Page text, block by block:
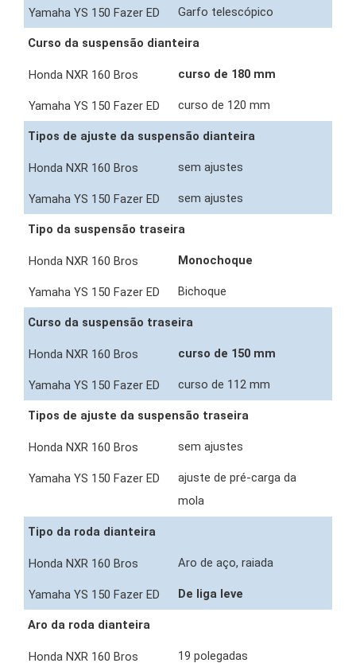
Garfo telescópico
Curso da suspensão dianteira
curso de 180 mm
curso de 120 mm
Tipos de ajuste da suspensão dianteira
sem ajustes
sem ajustes
Tipo da suspensão traseira
Monochoque
Bichoque
Curso da suspensão traseira
curso de 150 mm
curso de 112 mm
Tipos de ajuste da suspensão traseira
sem ajustes
ajuste de pré-carga da
mola
Tipo da roda dianteira
Aro de aço, raiada
De liga leve
Aro da roda dianteira
19 polegadas